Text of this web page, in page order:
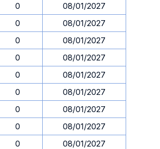
0
08/01/2027
0
08/01/2027
0
08/01/2027
0
08/01/2027
0
08/01/2027
0
08/01/2027
0
08/01/2027
0
08/01/2027
0
08/01/2027